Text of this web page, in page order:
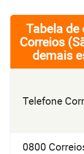
Tabela
Correios
demais
Telefone
0800